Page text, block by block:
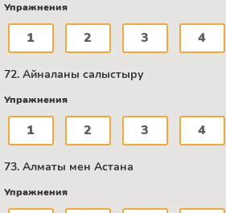
Упражнения
1 2 3 4
72. Айналаны салыстыру
Упражнения
1 2 3 4
73. Алматы мен Астана
Упражнения